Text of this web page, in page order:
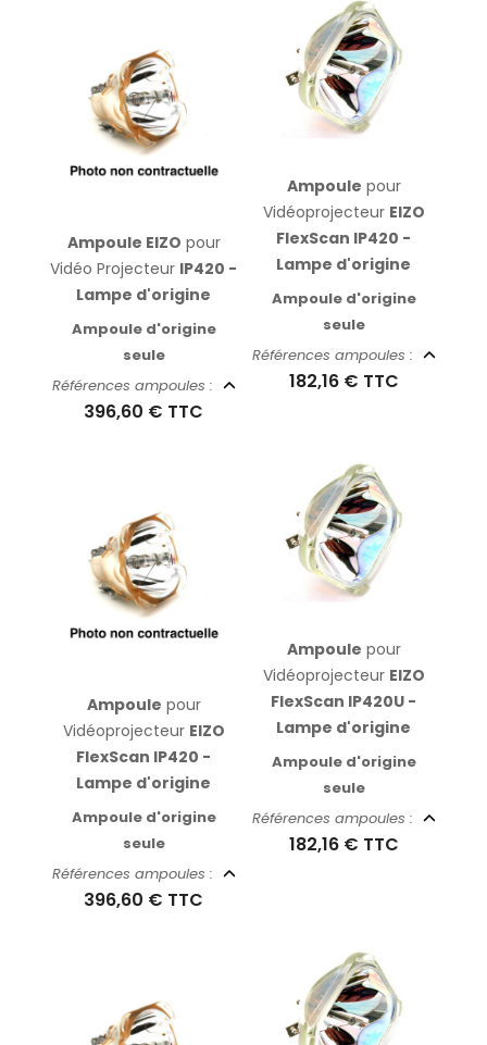
Ampoule EIZO pour
Vidéo Projecteur IP420 -
Lampe d'origine
Ampoule d'origine
seule
Références ampoules :
396,60 € TTC
Ampoule pour
Vidéoprojecteur EIZO
FlexScan IP420 -
Lampe d'origine
Ampoule d'origine
seule
Références ampoules :
182,16 € TTC
Ampoule pour
Vidéoprojecteur EIZO
FlexScan IP420 -
Lampe d'origine
Ampoule d'origine
seule
Références ampoules :
396,60 € TTC
Ampoule pour
Vidéoprojecteur EIZO
FlexScan IP420U -
Lampe d'origine
Ampoule d'origine
seule
Références ampoules :
182,16 € TTC